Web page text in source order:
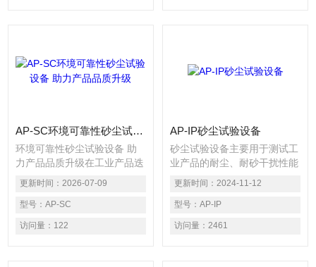
规检测。
AP-SC环境可靠性砂尘试验设备 助力产品品质升级
环境可靠性砂尘试验设备 助
力产品品质升级在工业产品迭
代升级的当下，户外设备、汽
车零部件、电子电器、轨道交
通器材等产品的防尘耐候性
能，是衡量产品品质与使用寿
命的核心指标，直接决定产品
更新时间： 2026-07-09
型号： AP-SC
访问量： 122
AP-IP砂尘试验设备
砂尘试验设备主要用于测试工
业产品的耐尘、耐砂干扰性能
测试，能够模拟样品在砂细石
及灰尘满天飞的环境里与普通
环境里样品的实际性能对比测
试。常用于汽车配件、打印
机、工业产业的成品或者半成
更新时间： 2024-11-12
型号： AP-IP
访问量： 2461